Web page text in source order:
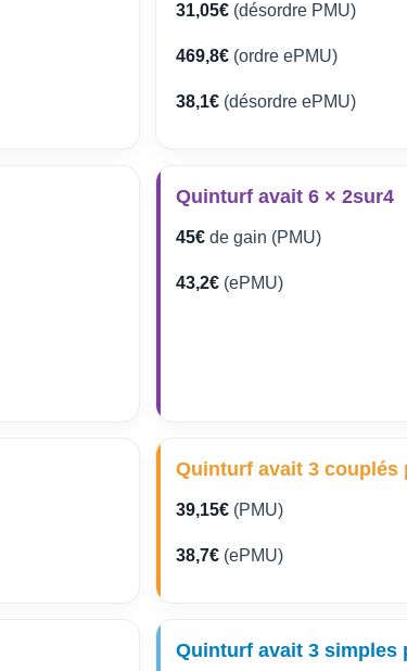
31,05€ (désordre PMU)
469,8€ (ordre ePMU)
38,1€ (désordre ePMU)
Quinturf avait 6 × 2sur4
45€ de gain (PMU)
43,2€ (ePMU)
Quinturf avait 3 couplés
39,15€ (PMU)
38,7€ (ePMU)
Quinturf avait 3 simples